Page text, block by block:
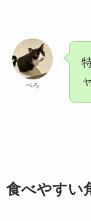
ぺろ
食べやすい